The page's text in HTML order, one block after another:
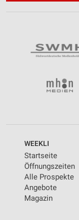
WEEKLI
Startseite
Öffnungszeiten
Alle Prospekte
Angebote
Magazin